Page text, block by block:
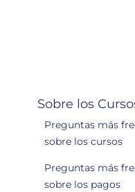
Sobre los
Preguntas más
sobre los cursos
Preguntas más
sobre los pagos